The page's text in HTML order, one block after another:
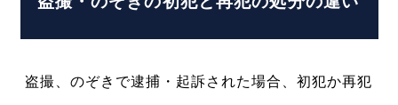
盗撮、のぞきで逮捕・起訴された場合、初犯か再犯